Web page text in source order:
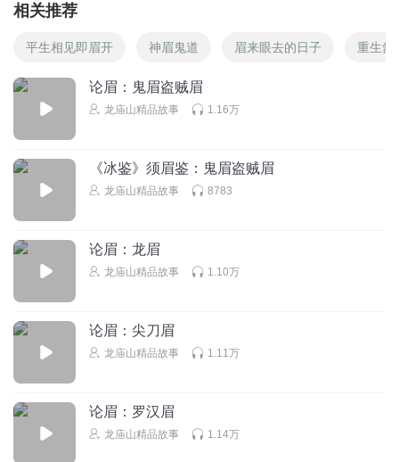
相关推荐
平生相见即眉开 神眉鬼道 眉来眼去的日子 重生舒
论眉：鬼眉盗贼眉
龙庙山精品故事 1.16万
《冰鉴》须眉鉴：鬼眉盗贼眉
龙庙山精品故事 8783
论眉：龙眉
龙庙山精品故事 1.10万
论眉：尖刀眉
龙庙山精品故事 1.11万
论眉：罗汉眉
龙庙山精品故事 1.14万